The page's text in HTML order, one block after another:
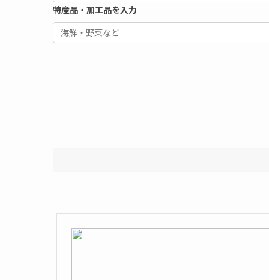
特産品・加工品を入力